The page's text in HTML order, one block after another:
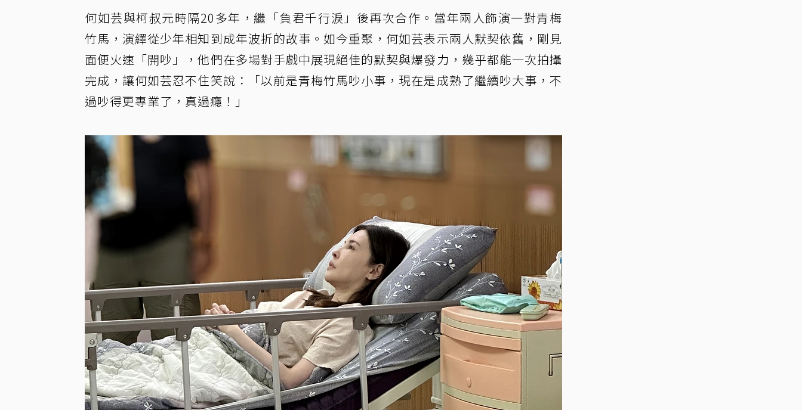
何如芸與柯叔元時隔20多年，繼「負君千行淚」後再次合作。當年兩人飾演一對青梅
竹馬，演繹從少年相知到成年波折的故事。如今重聚，何如芸表示兩人默契依舊，剛見
面便火速「開吵」，他們在多場對手戲中展現絕佳的默契與爆發力，幾乎都能一次拍攝
完成，讓何如芸忍不住笑說：「以前是青梅竹馬吵小事，現在是成熟了繼續吵大事，不
過吵得更專業了，真過癮！」